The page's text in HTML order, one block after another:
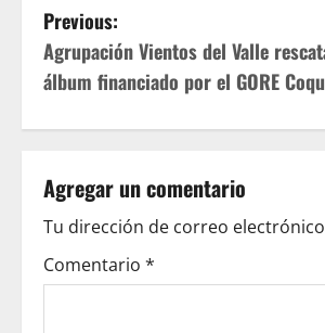
P
o
s
n
a
v
Previous:
Agrupación Vientos del Valle
álbum financiado por el GORE
Agregar un comentario
Tu dirección de correo
Comentario *